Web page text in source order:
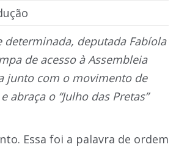
determinada, deputada Fabíola
de acesso à Assembleia
junto com o movimento de
abraça o “Julho das Pretas”
Essa foi a palavra de ordem